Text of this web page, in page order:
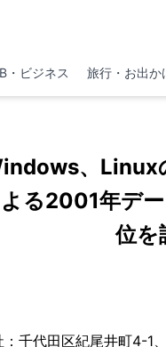
・ビジネス 旅行・お出か
、Linux
る2001年デ
位を
：千代田区紀尾井町4-